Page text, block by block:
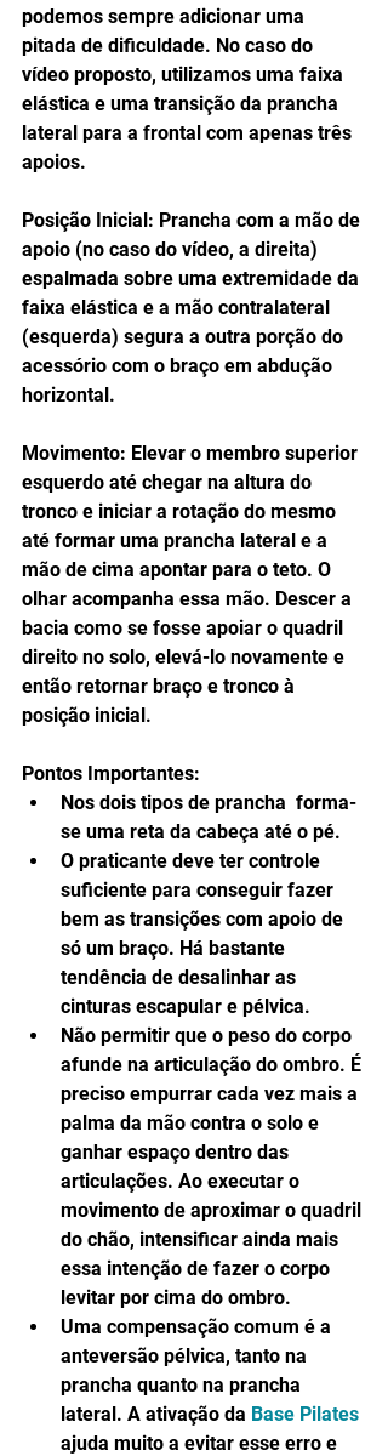
podemos sempre adicionar uma
pitada de dificuldade. No caso do
vídeo proposto, utilizamos uma faixa
elástica e uma transição da prancha
lateral para a frontal com apenas três
apoios.
Posição Inicial: Prancha com a mão de
apoio (no caso do vídeo, a direita)
espalmada sobre uma extremidade da
faixa elástica e a mão contralateral
(esquerda) segura a outra porção do
acessório com o braço em abdução
horizontal.
Movimento: Elevar o membro superior
esquerdo até chegar na altura do
tronco e iniciar a rotação do mesmo
até formar uma prancha lateral e a
mão de cima apontar para o teto. O
olhar acompanha essa mão. Descer a
bacia como se fosse apoiar o quadril
direito no solo, elevá-lo novamente e
então retornar braço e tronco à
posição inicial.
Pontos Importantes:
Nos dois tipos de prancha  forma-
se uma reta da cabeça até o pé.
O praticante deve ter controle
suficiente para conseguir fazer
bem as transições com apoio de
só um braço. Há bastante
tendência de desalinhar as
cinturas escapular e pélvica.
Não permitir que o peso do corpo
afunde na articulação do ombro. É
preciso empurrar cada vez mais a
palma da mão contra o solo e
ganhar espaço dentro das
articulações. Ao executar o
movimento de aproximar o quadril
do chão, intensificar ainda mais
essa intenção de fazer o corpo
levitar por cima do ombro.
Uma compensação comum é a
anteversão pélvica, tanto na
prancha quanto na prancha
lateral. A ativação da Base Pilates
ajuda muito a evitar esse erro e